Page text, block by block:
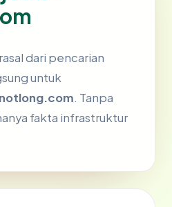
dari pencarian
untuk
. Tanpa
fakta infrastruktur